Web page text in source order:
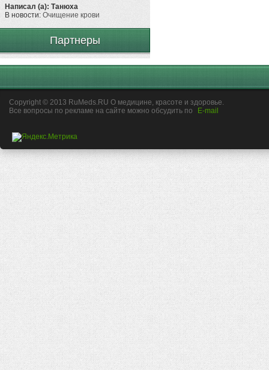
Написал (а): Танюха
В новости: Очищение крови
Партнеры
Copyright © 2013 RuMeds.RU О медицине, красоте и здоровье.
Все вопросы по рекламе на сайте можно обсудить по
E-mail